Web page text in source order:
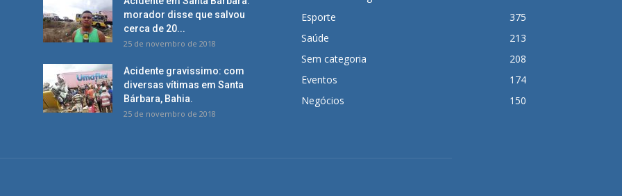
morador disse que salvou
cerca de 20...
25 de novembro de 2018
Acidente gravissimo: com
diversas vítimas em Santa
Bárbara, Bahia.
25 de novembro de 2018
Esporte
375
Saúde
213
Sem categoria
208
Eventos
174
Negócios
150